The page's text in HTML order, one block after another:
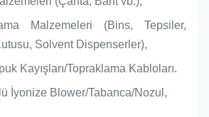
Malzemeleri (Bins, Tepsiler,
Solvent Dispenserler),
Kayışları/Topraklama Kabloları.
İyonize Blower/Tabanca/Nozul,